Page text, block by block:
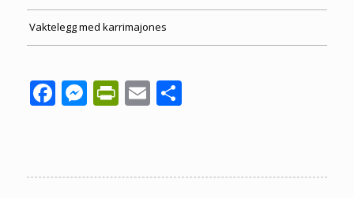
Vaktelegg med karrimajones
Facebook
Messenger
PrintFriendly
EmailShare